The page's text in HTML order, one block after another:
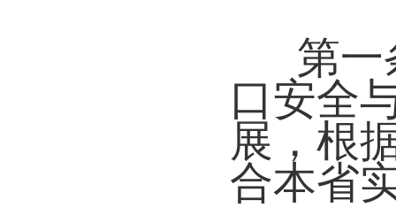
第
口安全
展，根
合本省